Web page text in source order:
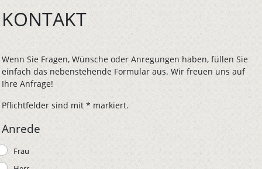
KONTAKT
Wenn Sie Fragen, Wünsche oder Anregungen haben, füllen Sie
einfach das nebenstehende Formular aus. Wir freuen uns auf
Ihre Anfrage!
Pflichtfelder sind mit * markiert.
Anrede
Frau